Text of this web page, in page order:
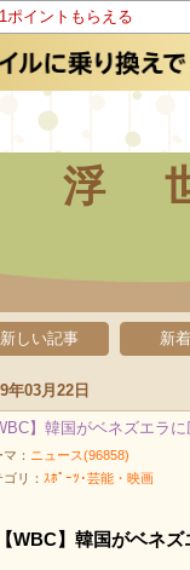
ポイントもらえる
浮
しい記事 新
年03月22日
】韓国がベネズエラ
： ニュース(96858)
リ： ｽﾎﾟｰﾂ･芸能・映画
WBC】韓国がベネ